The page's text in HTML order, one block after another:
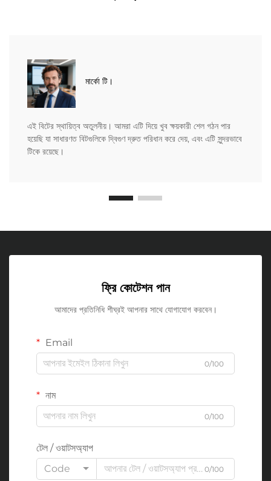
মার্কো টি।
এই বিটের স্থায়িত্ব অতুলনীয়। আমরা এটি দিয়ে খুব ক্ষয়কারী শেল গঠন পার
হয়েছি যা সাধারণত বিটগুলিকে দ্বিগুণ দ্রুত পরিধান করে দেয়, এবং এটি সুন্দরভাবে
টিকে রয়েছে।
ফ্রি কোটেশন পান
আমাদের প্রতিনিধি শীঘ্রই আপনার সাথে যোগাযোগ করবেন।
Email
0/100
নাম
0/100
টেল / ওয়াটসঅ্যাপ
Code
0/100